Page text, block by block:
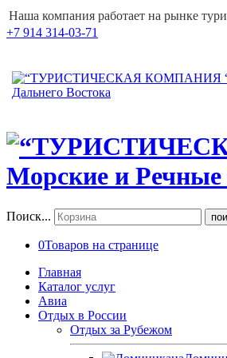
Наша компания работает на рынке
+7 914 314-03-71
Поиск...
0Товаров на странице
Главная
Каталог услуг
Авиа
Отдых в России
Отдых за Рубежом